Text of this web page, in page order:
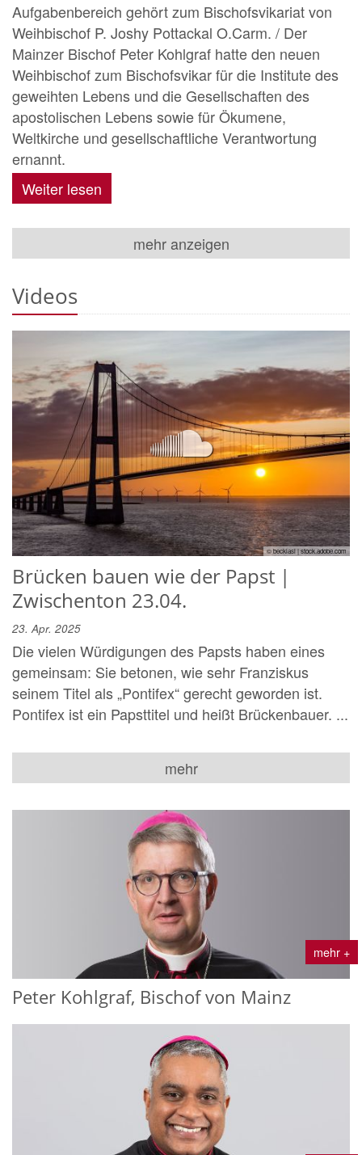
Aufgabenbereich gehört zum Bischofsvikariat von
Weihbischof P. Joshy Pottackal O.Carm. / Der
Mainzer Bischof Peter Kohlgraf hatte den neuen
Weihbischof zum Bischofsvikar für die Institute des
geweihten Lebens und die Gesellschaften des
apostolischen Lebens sowie für Ökumene,
Weltkirche und gesellschaftliche Verantwortung
ernannt.
Weiter lesen
mehr anzeigen
Videos
© becklasl | stock.adobe.com
Brücken bauen wie der Papst |
Zwischenton 23.04.
23. Apr. 2025
Die vielen Würdigungen des Papsts haben eines
gemeinsam: Sie betonen, wie sehr Franziskus
seinem Titel als „Pontifex“ gerecht geworden ist.
Pontifex ist ein Papsttitel und heißt Brückenbauer. ...
mehr
mehr +
Peter Kohlgraf, Bischof von Mainz